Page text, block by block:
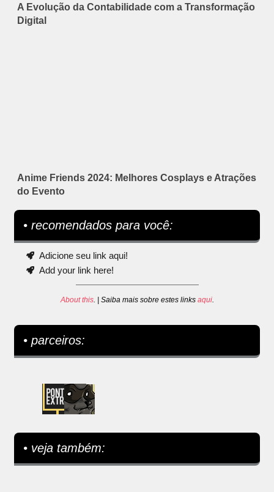
A Evolução da Contabilidade com a Transformação
Digital
Anime Friends 2024: Melhores Cosplays e Atrações
do Evento
• recomendados para você:
Adicione seu link aqui!
Add your link here!
About this. | Saiba mais sobre estes links aqui.
• parceiros:
• veja também: